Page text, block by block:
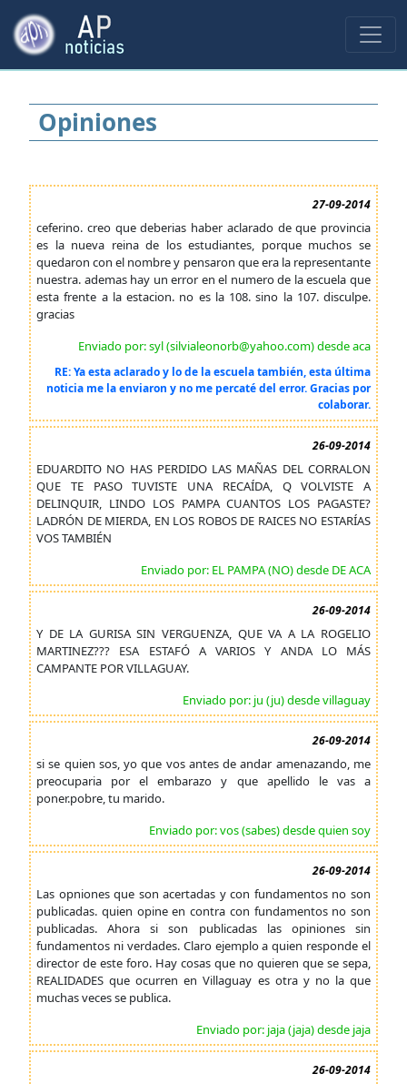
Opiniones
27-09-2014
ceferino. creo que deberias haber aclarado de que provincia
es la nueva reina de los estudiantes, porque muchos se
quedaron con el nombre y pensaron que era la representante
nuestra. ademas hay un error en el numero de la escuela que
esta frente a la estacion. no es la 108. sino la 107. disculpe.
gracias
Enviado por: syl (silvialeonorb@yahoo.com) desde aca
RE: Ya esta aclarado y lo de la escuela también, esta última
noticia me la enviaron y no me percaté del error. Gracias por
colaborar.
26-09-2014
EDUARDITO NO HAS PERDIDO LAS MAÑAS DEL CORRALON
QUE TE PASO TUVISTE UNA RECAÍDA, Q VOLVISTE A
DELINQUIR, LINDO LOS PAMPA CUANTOS LOS PAGASTE?
LADRÓN DE MIERDA, EN LOS ROBOS DE RAICES NO ESTARÍAS
VOS TAMBIÉN
Enviado por: EL PAMPA (NO) desde DE ACA
26-09-2014
Y DE LA GURISA SIN VERGUENZA, QUE VA A LA ROGELIO
MARTINEZ??? ESA ESTAFÓ A VARIOS Y ANDA LO MÁS
CAMPANTE POR VILLAGUAY.
Enviado por: ju (ju) desde villaguay
26-09-2014
si se quien sos, yo que vos antes de andar amenazando, me
preocuparia por el embarazo y que apellido le vas a
poner.pobre, tu marido.
Enviado por: vos (sabes) desde quien soy
26-09-2014
Las opniones que son acertadas y con fundamentos no son
publicadas. quien opine en contra con fundamentos no son
publicadas. Ahora si son publicadas las opiniones sin
fundamentos ni verdades. Claro ejemplo a quien responde el
director de este foro. Hay cosas que no quieren que se sepa,
REALIDADES que ocurren en Villaguay es otra y no la que
muchas veces se publica.
Enviado por: jaja (jaja) desde jaja
26-09-2014